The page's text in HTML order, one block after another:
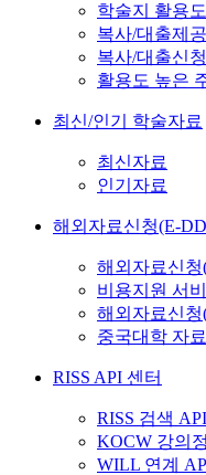
학술지 활용
복사/대출제
복사/대출신
활용도 높은
최신/인기 학술자료
최신자료
인기자료
해외자료신청(E-
해외자료신청
비용지원 서
해외자료신청
중국대학 자
RISS API 센터
RISS 검색 API
KOCW 강의
WILL 연계